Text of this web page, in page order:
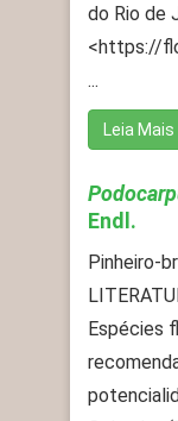
do Rio de
<https://
...
Leia Mais
Endl.
Pinheiro-
Espécies